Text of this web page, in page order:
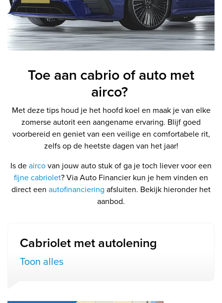
Toe aan cabrio of auto met
airco?
Met deze tips houd je het hoofd koel en maak je van elke
zomerse autorit een aangename ervaring. Blijf goed
voorbereid en geniet van een veilige en comfortabele rit,
zelfs op de heetste dagen van het jaar!
Is deaircovan jouw auto stuk of ga je toch liever voor een
fijne cabriolet? Via Auto Financier kun je hem vinden en
direct een autofinanciering afsluiten. Bekijk hieronder het
aanbod.
Cabriolet met autolening
Toon alles